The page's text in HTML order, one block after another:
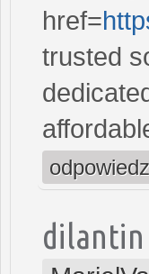
href=
trusted
odpowiedz
dilantin